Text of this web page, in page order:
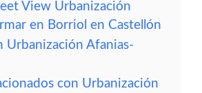
View Urbanización
en Borriol en Castellón
Urbanización Afanias-
con Urbanización